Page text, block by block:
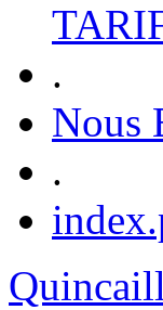
.
Nous
.